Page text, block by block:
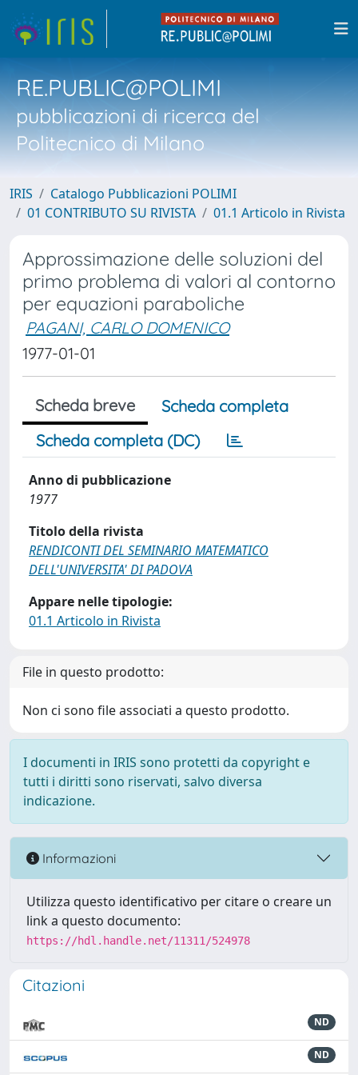
RE.PUBLIC@POLIMI
pubblicazioni di ricerca del
Politecnico di Milano
IRIS
Catalogo Pubblicazioni POLIMI
01 CONTRIBUTO SU RIVISTA
01.1 Articolo in Rivista
Approssimazione delle soluzioni del
primo problema di valori al contorno
per equazioni paraboliche
PAGANI, CARLO DOMENICO
1977-01-01
Scheda breve
Scheda completa
Scheda completa (DC)
Anno di pubblicazione
1977
Titolo della rivista
RENDICONTI DEL SEMINARIO MATEMATICO
DELL'UNIVERSITA' DI PADOVA
Appare nelle tipologie:
01.1 Articolo in Rivista
File in questo prodotto:
Non ci sono file associati a questo prodotto.
I documenti in IRIS sono protetti da copyright e
tutti i diritti sono riservati, salvo diversa
indicazione.
Informazioni
Utilizza questo identificativo per citare o creare un
link a questo documento:
https://hdl.handle.net/11311/524978
Citazioni
ND
ND